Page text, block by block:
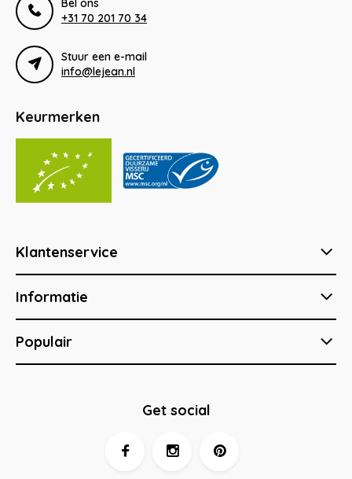
Bel ons
+31 70 201 70 34
Stuur een e-mail
info@lejean.nl
Keurmerken
Klantenservice
Informatie
Populair
Get social